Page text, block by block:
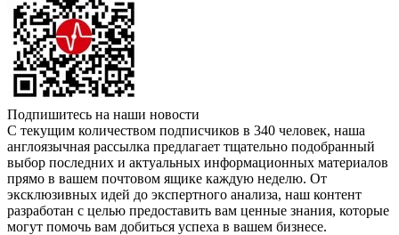
Подпишитесь на наши новости
С текущим количеством подписчиков в 340 человек, наша
англоязычная рассылка предлагает тщательно подобранный
выбор последних и актуальных информационных материалов
прямо в вашем почтовом ящике каждую неделю. От
эксклюзивных идей до экспертного анализа, наш контент
разработан с целью предоставить вам ценные знания, которые
могут помочь вам добиться успеха в вашем бизнесе.